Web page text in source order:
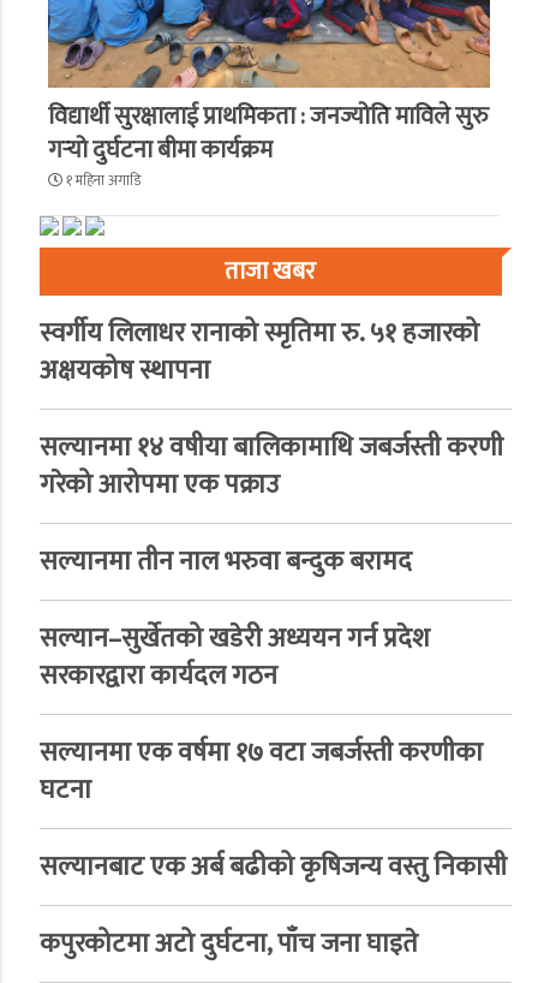
विद्यार्थी सुरक्षालाई प्राथमिकता : जनज्योति माविले सुरु
गर्‍यो दुर्घटना बीमा कार्यक्रम
१ महिना अगाडि
ताजा खबर
स्वर्गीय लिलाधर रानाको स्मृतिमा रु. ५१ हजारको
अक्षयकोष स्थापना
सल्यानमा १४ वषीया बालिकामाथि जबर्जस्ती करणी
गरेको आरोपमा एक पक्राउ
सल्यानमा तीन नाल भरुवा बन्दुक बरामद
सल्यान–सुर्खेतको खडेरी अध्ययन गर्न प्रदेश
सरकारद्वारा कार्यदल गठन
सल्यानमा एक वर्षमा १७ वटा जबर्जस्ती करणीका
घटना
सल्यानबाट एक अर्ब बढीको कृषिजन्य वस्तु निकासी
कपुरकोटमा अटो दुर्घटना, पाँच जना घाइते